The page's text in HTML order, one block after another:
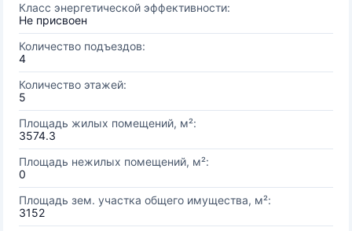
Класс энергетической эффективности:
Не присвоен
Количество подъездов:
4
Количество этажей:
5
Площадь жилых помещений, м²:
3574.3
Площадь нежилых помещений, м²:
0
Площадь зем. участка общего имущества, м²:
3152